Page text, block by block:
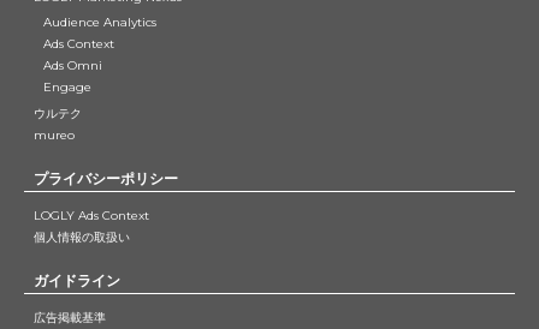
Audience Analytics
Ads Context
Ads Omni
Engage
ウルテク
mureo
プライバシーポリシー
LOGLY Ads Context
個人情報の取扱い
ガイドライン
広告掲載基準